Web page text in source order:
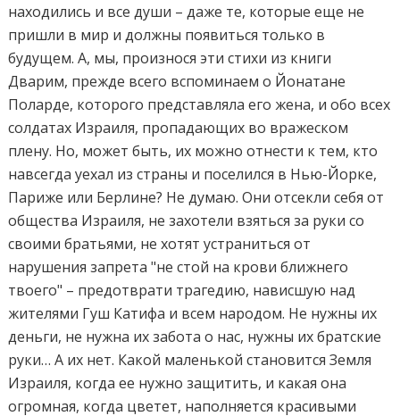
находились и все души – даже те, которые еще не
пришли в мир и должны появиться только в
будущем. А, мы, произнося эти стихи из книги
Дварим, прежде всего вспоминаем о Йонатане
Поларде, которого представляла его жена, и обо всех
солдатах Израиля, пропадающих во вражеском
плену. Но, может быть, их можно отнести к тем, кто
навсегда уехал из страны и поселился в Нью-Йорке,
Париже или Берлине? Не думаю. Они отсекли себя от
общества Израиля, не захотели взяться за руки со
своими братьями, не хотят устраниться от
нарушения запрета "не стой на крови ближнего
твоего" – предотврати трагедию, нависшую над
жителями Гуш Катифа и всем народом. Не нужны их
деньги, не нужна их забота о нас, нужны их братские
руки… А их нет. Какой маленькой становится Земля
Израиля, когда ее нужно защитить, и какая она
огромная, когда цветет, наполняется красивыми